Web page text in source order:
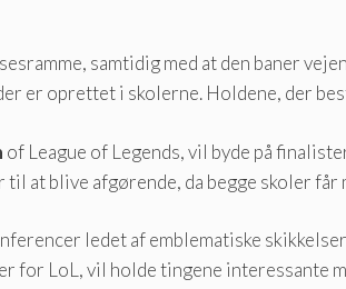
samtidig med at den baner
oprettet i skolerne. Holdene, der
of League of Legends, vil byde på
at blive afgørende, da begge skoler
ledet af emblematiske
for LoL, vil holde tingene